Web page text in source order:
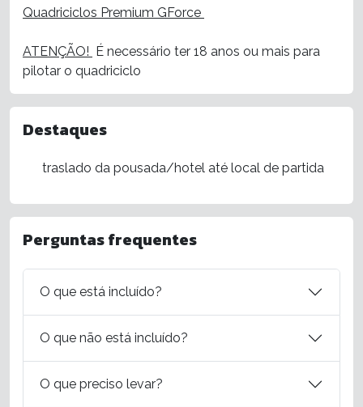
Quadriciclos Premium GForce
ATENÇÃO!
É necessário ter 18 anos ou mais para
pilotar o quadriciclo
Destaques
traslado da pousada/hotel até local de partida
Perguntas frequentes
O que está incluído?
O que não está incluído?
O que preciso levar?